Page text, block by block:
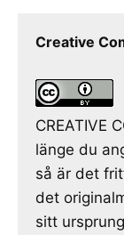
Creative
CREATIVE
länge du
så är det
det
sitt